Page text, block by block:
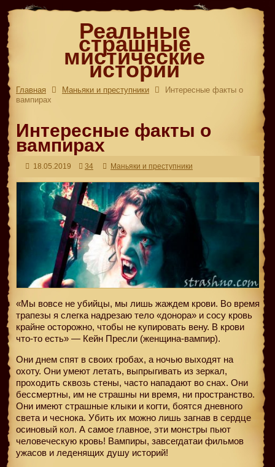
Реальные
страшные
мистические
истории
Главная Маньяки и преступники
Интересные факты о
вампирах
Интересные факты о
вампирах
18.05.2019 34 Маньяки и преступники
«Мы вовсе не убийцы, мы лишь жаждем крови. Во время
трапезы я слегка надрезаю тело «донора» и сосу кровь
крайне осторожно, чтобы не купировать вену. В крови
что-то есть» — Кейн Пресли (женщина-вампир).
Они днем спят в своих гробах, а ночью выходят на
охоту. Они умеют летать, выпрыгивать из зеркал,
проходить сквозь стены, часто нападают во снах. Они
бессмертны, им не страшны ни время, ни пространство.
Они имеют страшные клыки и когти, боятся дневного
света и чеснока. Убить их можно лишь загнав в сердце
осиновый кол. А самое главное, эти монстры пьют
человеческую кровь! Вампиры, завсегдатаи фильмов
ужасов и леденящих душу историй!